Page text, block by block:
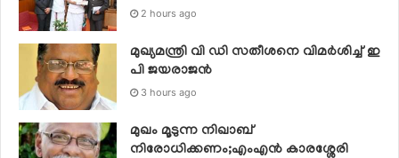
2 hours ago
മുഖ്യമന്ത്രി വി ഡി സതീശനെ വിമര്‍ശിച്ച് ഇ
പി ജയരാജന്‍
3 hours ago
മുഖം മൂടുന്ന നിഖാബ്
നിരോധിക്കണം;എംഎൻ കാരശ്ശേരി